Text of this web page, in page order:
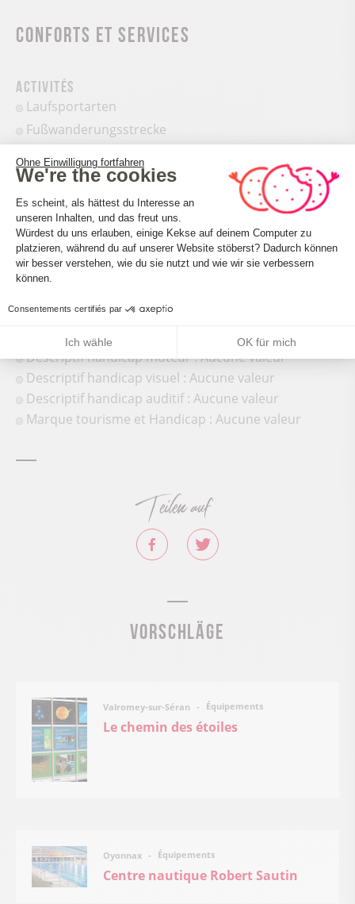
Conforts et services
Activités
Laufsportarten
Fußwanderungsstrecke
Accueil des personnes en situation de handicap
Tourisme adapté : Nicht rollstuhlgeeignet
roulant : Aucune valeur
Descriptif handicap mental : Aucune valeur
Descriptif handicap moteur : Aucune valeur
Descriptif handicap visuel : Aucune valeur
Descriptif handicap auditif : Aucune valeur
Marque tourisme et Handicap : Aucune valeur
Teilen auf
Vorschläge
Valromey-sur-Séran Équipements
Le chemin des étoiles
Oyonnax Équipements
Centre nautique Robert Sautin
Ohne Einwilligung fortfahren
We're the cookies
Einwilligungsmanagementplattform:
Es scheint, als hättest du Interesse an
unseren Inhalten, und das freut uns.
Würdest du uns erlauben, einige Kekse auf deinem Computer zu
platzieren, während du auf unserer Website stöberst? Dadurch können
wir besser verstehen, wie du sie nutzt und wie wir sie verbessern
können.
Consentements certifiés par
Ich wähle OK für mich
Axeptio consent